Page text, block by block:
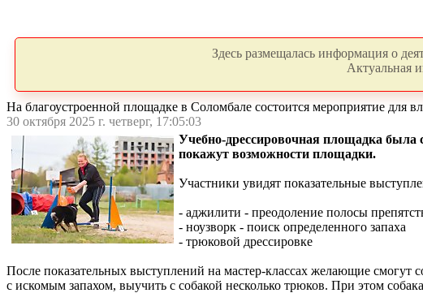
Здесь размещалась информация о
Актуальная
На благоустроенной площадке в Соломбале состоится мероприятие для
30 октября 2025 г. четверг, 17:05:03
Учебно-дрессировочная площадка была
покажут возможности площадки.
Участники увидят показательные
- аджилити - преодоление полосы
- ноузворк - поиск определенного запаха
- трюковой дрессировке
После показательных выступлений на мастер-классах желающие смогут
с искомым запахом, выучить с собакой несколько трюков. При этом